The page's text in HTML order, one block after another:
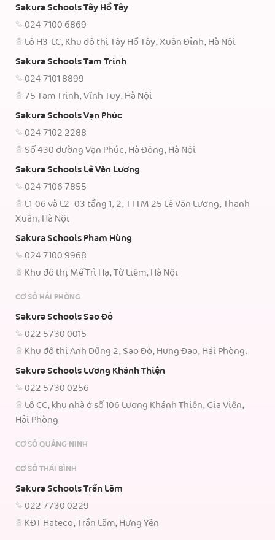
Sakura Schools Tây Hồ Tây
024 7100 6869
Lô H3-LC, Khu đô thị Tây Hồ Tây, Xuân Đỉnh, Hà Nội
Sakura Schools Tam Trinh
024 7101 8899
75 Tam Trinh, Vĩnh Tuy, Hà Nội
Sakura Schools Vạn Phúc
024 7102 2288
Số 430 đường Vạn Phúc, Hà Đông, Hà Nội
Sakura Schools Lê Văn Lương
024 7106 7855
L1-06 và L2- 03 tầng 1, 2, TTTM 25 Lê Văn Lương, Thanh
Xuân, Hà Nội
Sakura Schools Phạm Hùng
024 7100 9968
Khu đô thị Mễ Trì Hạ, Từ Liêm, Hà Nội
CƠ SỞ HẢI PHÒNG
Sakura Schools Sao Đỏ
022 5730 0015
Khu đô thị Anh Dũng 2, Sao Đỏ, Hưng Đạo, Hải Phòng.
Sakura Schools Lương Khánh Thiện
022 5730 0256
Lô CC, khu nhà ở số 106 Lương Khánh Thiện, Gia Viên,
Hải Phòng
CƠ SỞ QUẢNG NINH
CƠ SỞ THÁI BÌNH
Sakura Schools Trần Lãm
022 7730 0229
KĐT Hateco, Trần Lãm, Hưng Yên